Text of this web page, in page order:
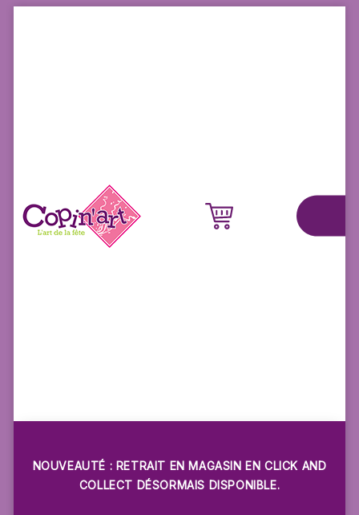
NOUVEAUTÉ : RETRAIT EN MAGASIN EN CLICK AND
COLLECT DÉSORMAIS DISPONIBLE.
Panneau de gestion des cookies